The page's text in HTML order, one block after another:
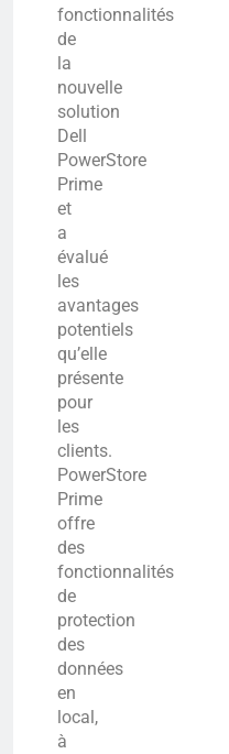
fonctionnalités
de
la
nouvelle
solution
Dell
PowerStore
Prime
et
a
évalué
les
avantages
potentiels
qu’elle
présente
pour
les
clients.
PowerStore
Prime
offre
des
fonctionnalités
de
protection
des
données
en
local,
à